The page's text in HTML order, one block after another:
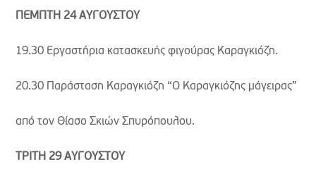
ΠΕΜΠΤΗ 24 ΑΥΓΟΥΣΤΟΥ
19.30 Εργαστήρια κατασκευής φιγούρας Καραγκιόζη.
20.30 Παράσταση Καραγκιόζη “Ο Καραγκιόζης μάγειρας”
από τον Θίασο Σκιών Σπυρόπουλου.
ΤΡΙΤΗ 29 ΑΥΓΟΥΣΤΟΥ